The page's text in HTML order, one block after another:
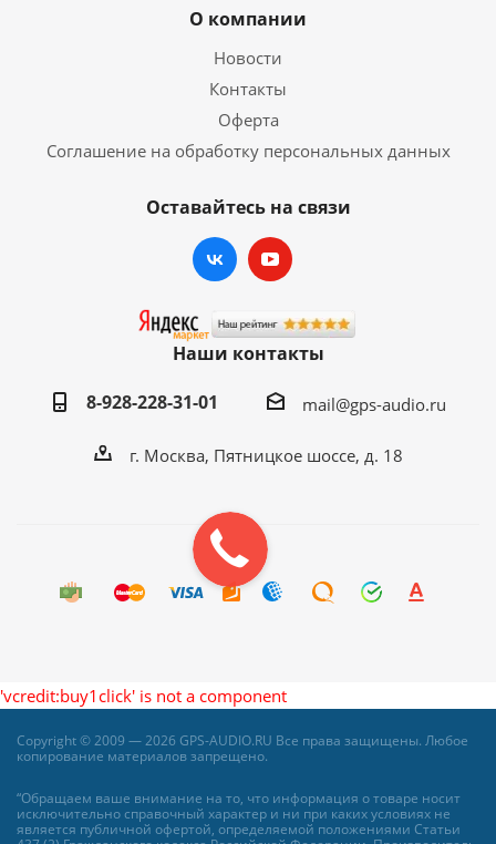
О компании
Новости
Контакты
Оферта
Соглашение на обработку персональных данных
Оставайтесь на связи
Наши контакты
8-928-228-31-01
mail@gps-audio.ru
г. Москва, Пятницкое шоссе, д. 18
'vcredit:buy1click' is not a component
Copyright © 2009 — 2026 GPS-AUDIO.RU Все права защищены. Любое
копирование материалов запрещено.
“Обращаем ваше внимание на то, что информация о товаре носит
исключительно справочный характер и ни при каких условиях не
является публичной офертой, определяемой положениями Статьи